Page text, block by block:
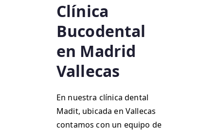
Clínica
Bucodental
en Madrid
Vallecas
En nuestra clínica dental
Madit, ubicada en Vallecas
contamos con un equipo de